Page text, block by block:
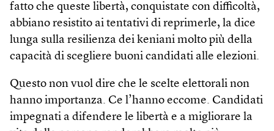
fatto che queste libertà, conquistate con difficoltà,
abbiano resistito ai tentativi di reprimerle, la dice
lunga sulla resilienza dei keniani molto più della
capacità di scegliere buoni candidati alle elezioni.
Questo non vuol dire che le scelte elettorali non
hanno importanza. Ce l’hanno eccome. Candidati
impegnati a difendere le libertà e a migliorare la